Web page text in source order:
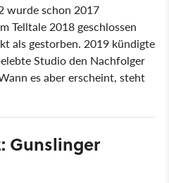
wurde schon 2017
Telltale 2018 geschlossen
als gestorben. 2019 kündigte
Studio den Nachfolger
es aber erscheint, steht
Gunslinger